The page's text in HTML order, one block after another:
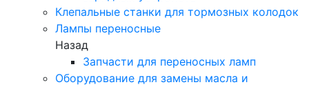
Клепальные станки для тормозных колодок
Лампы переносные
Назад
Запчасти для переносных ламп
Оборудование для замены масла и